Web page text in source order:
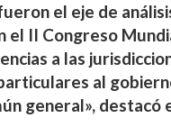
el eje de
II Congreso
a las
al
general»,